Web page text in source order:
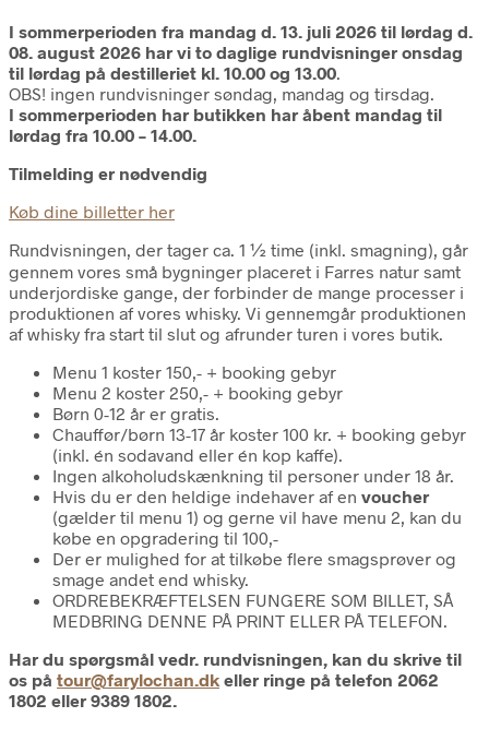
I sommerperioden fra mandag d. 13. juli 2026 til lørdag d.
08. august 2026 har vi to daglige rundvisninger onsdag
til lørdag på destilleriet kl. 10.00 og 13.00
OBS! ingen rundvisninger søndag, mandag og tirsdag.
I sommerperioden har butikken har åbent mandag til
lørdag fra 10.00 – 14.00.
Tilmelding er nødvendig
Køb dine billetter her
Rundvisningen, der tager ca. 1 ½ time (inkl. smagning), går
gennem vores små bygninger placeret i Farres natur samt
underjordiske gange, der forbinder de mange processer i
produktionen af vores whisky. Vi gennemgår produktionen
af whisky fra start til slut og afrunder turen i vores butik.
Menu 1 koster 150,- + booking gebyr
Menu 2 koster 250,- + booking gebyr
Børn 0-12 år er gratis.
Chauffør/børn 13-17 år koster 100 kr. + booking gebyr
(inkl. én sodavand eller én kop kaffe).
Ingen alkoholudskænkning til personer under 18 år.
Hvis du er den heldige indehaver af en voucher
(gælder til menu 1) og gerne vil have menu 2, kan du
købe en opgradering til 100,-
Der er mulighed for at tilkøbe flere smagsprøver og
smage andet end whisky.
ORDREBEKRÆFTELSEN FUNGERE SOM BILLET, SÅ
MEDBRING DENNE PÅ PRINT ELLER PÅ TELEFON.
Har du spørgsmål vedr. rundvisningen, kan du skrive til
os på tour@farylochan.dk eller ringe på telefon 2062
1802 eller 9389 1802.